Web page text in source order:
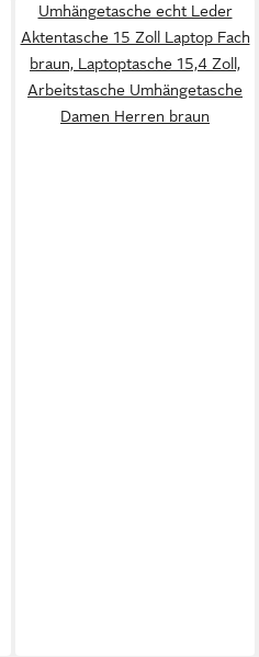
Umhängetasche echt Leder
Aktentasche 15 Zoll Laptop Fach
braun, Laptoptasche 15,4 Zoll,
Arbeitstasche Umhängetasche
Damen Herren braun